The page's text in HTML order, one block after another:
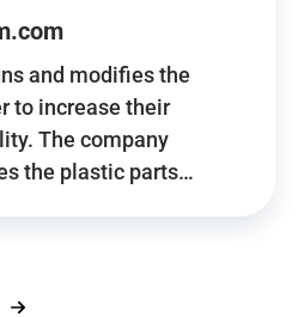
and modifies the
to increase their
The company
the plastic parts…